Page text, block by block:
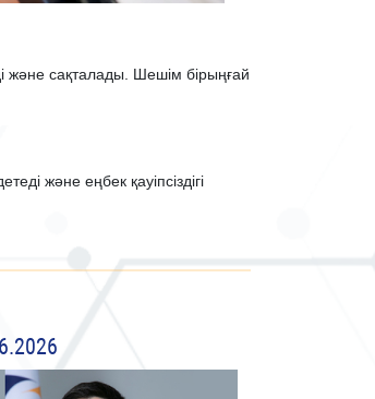
және сақталады. Шешім бірыңғай
және еңбек қауіпсіздігі